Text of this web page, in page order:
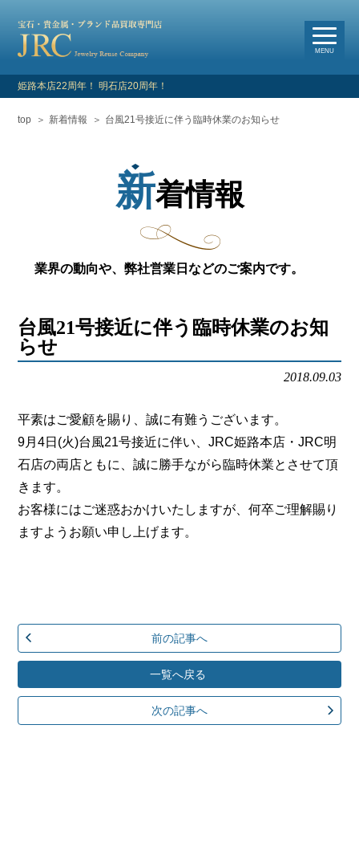
MENU
選べる買取・査定方法
よくあるご質問
店舗情報・アクセス
メールでお問い合わせ
姫路本店へ電話で問い合わせる
姫路本店22周年！ 明石店20周年！
top 新着情報 台風21号接近に伴う臨時休業のお知らせ
新着情報
業界の動向や、弊社営業日などのご案内です。
台風21号接近に伴う臨時休業のお知
らせ
2018.09.03
平素はご愛顧を賜り、誠に有難うございます。
9月4日(火)台風21号接近に伴い、JRC姫路本店・JRC明
石店の両店ともに、誠に勝手ながら臨時休業とさせて頂
きます。
お客様にはご迷惑おかけいたしますが、何卒ご理解賜り
ますようお願い申し上げます。
前の記事へ
一覧へ戻る
次の記事へ